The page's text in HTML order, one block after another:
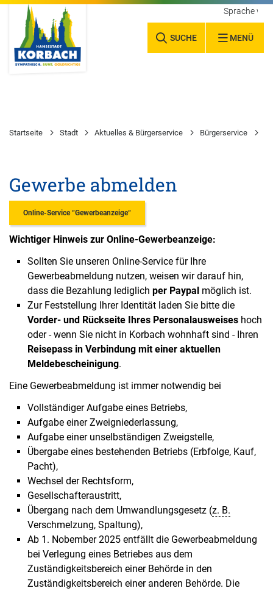
SUCHE MENÜ
Sprache
Startseite Stadt Aktuelles & Bürgerservice Bürgerservice
Gewerbe abmelden
Online-Service “Gewerbeanzeige“
Wichtiger Hinweis zur Online-Gewerbeanzeige:
Sollten Sie unseren Online-Service für Ihre
Gewerbeabmeldung nutzen, weisen wir darauf hin,
dass die Bezahlung lediglich per Paypal möglich ist.
Zur Feststellung Ihrer Identität laden Sie bitte die
Vorder- und Rückseite Ihres Personalausweises hoch
oder - wenn Sie nicht in Korbach wohnhaft sind - Ihren
Reisepass in Verbindung mit einer aktuellen
Meldebescheinigung.
Eine Gewerbeabmeldung ist immer notwendig bei
Vollständiger Aufgabe eines Betriebs,
Aufgabe einer Zweigniederlassung,
Aufgabe einer unselbständigen Zweigstelle,
Übergabe eines bestehenden Betriebs (Erbfolge, Kauf,
Pacht),
Wechsel der Rechtsform,
Gesellschafteraustritt,
Übergang nach dem Umwandlungsgesetz (z. B.
Verschmelzung, Spaltung),
Ab 1. Nobember 2025 entfällt die Gewerbeabmeldung
bei Verlegung eines Betriebes aus dem
Zuständigkeitsbereich einer Behörde in den
Zuständigkeitsbereich einer anderen Behörde. Die